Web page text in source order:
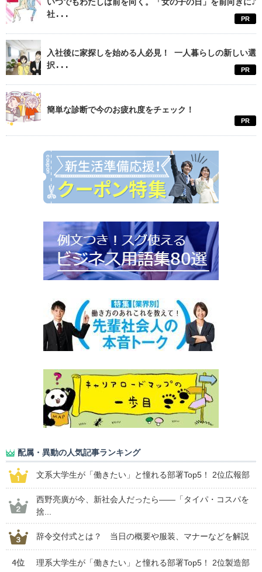
いつでもわたしは前を向く。「女の子の日」を前向きに♪
社...
PR
入社後に家探しを始める人必見！ 一人暮らしの新しい選
択...
PR
簡単な診断で今のお疲れ度をチェック！
PR
配属・異動の人気記事ランキング
文系大学生が「働きたい」と憧れる部署Top5！ 2位広報部
西野亮廣が今、新社会人だったら――「タイパ・コスパを
捨...
辞令交付式とは？ 当日の概要や服装、マナーなどを解説
4位 理系大学生が「働きたい」と憧れる部署Top5！ 2位製造部